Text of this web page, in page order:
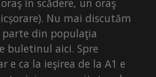
în scădere, un oraş
Nu mai discutăm
din populaţia
buletinul aici. Spre
e ca la ieşirea de la A1 e